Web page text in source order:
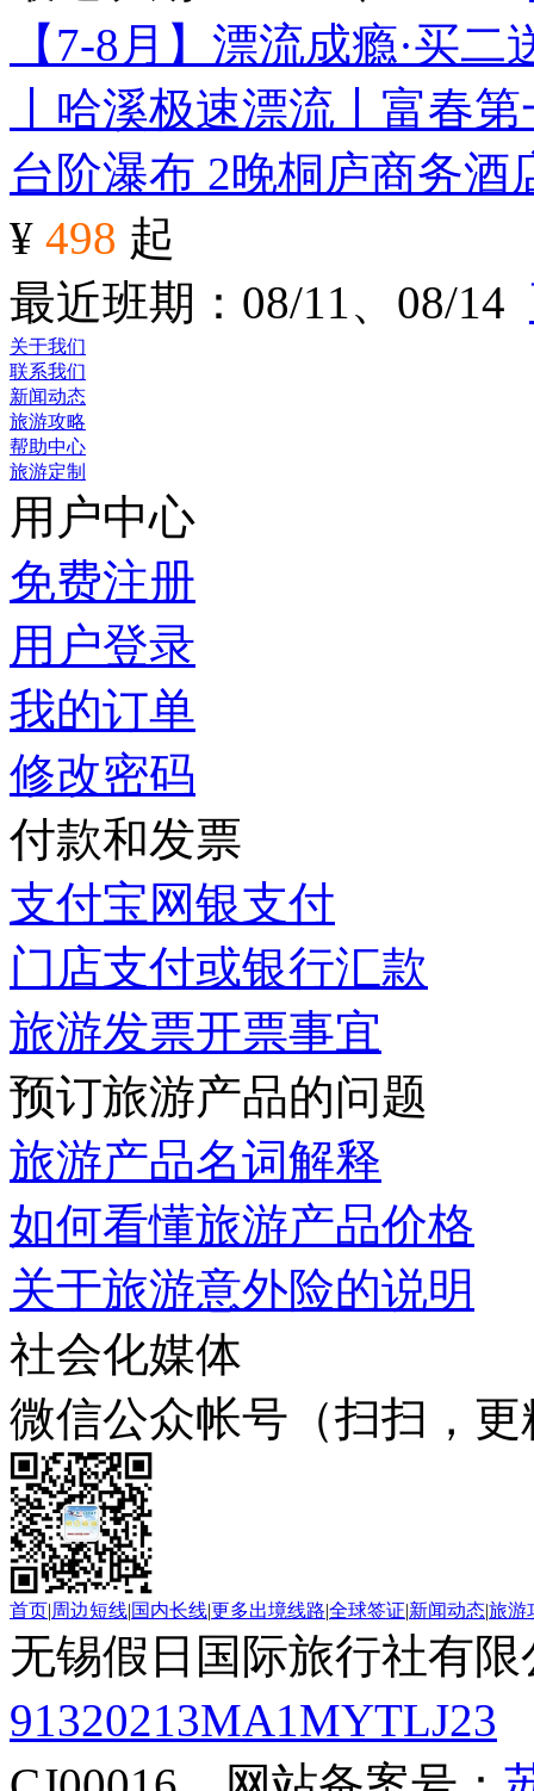
【7-8月】漂流成瘾·买
丨哈溪极速漂流丨富春
台阶瀑布 2晚桐庐商务
¥ 498 起
最近班期：08/11、08/14
关于我们
联系我们
新闻动态
旅游攻略
帮助中心
旅游定制
用户中心
免费注册
用户登录
我的订单
修改密码
付款和发票
支付宝网银支付
门店支付或银行汇款
旅游发票开票事宜
预订旅游产品的问题
旅游产品名词解释
如何看懂旅游产品价格
关于旅游意外险的说明
社会化媒体
微信公众帐号（扫扫，更
首页|周边短线|国内长线|更多出境线路|全球签证|新闻动态|旅游
无锡假日国际旅行社有
91320213MA1MYTLJ23